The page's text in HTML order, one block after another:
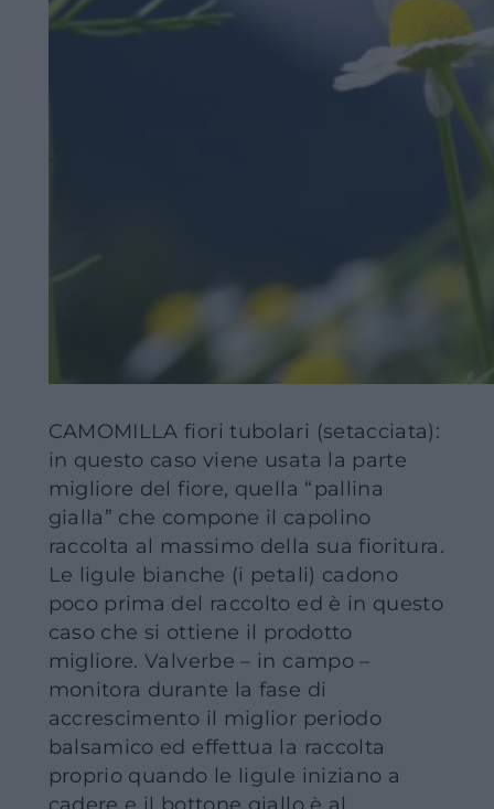
CAMOMILLA fiori tubolari (setacciata):
in questo caso viene usata la parte
migliore del fiore, quella “pallina
gialla” che compone il capolino
raccolta al massimo della sua fioritura.
Le ligule bianche (i petali) cadono
poco prima del raccolto ed è in questo
caso che si ottiene il prodotto
migliore. Valverbe – in campo –
monitora durante la fase di
accrescimento il miglior periodo
balsamico ed effettua la raccolta
proprio quando le ligule iniziano a